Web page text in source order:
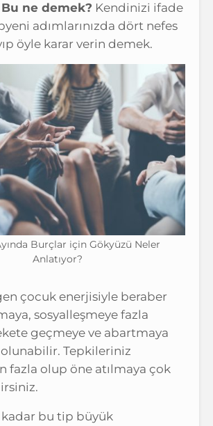
Bu ne demek? Kendinizi ifade
adımlarınızda dört nefes
öyle karar verin demek.
Burçlar için Gökyüzü Neler
Anlatıyor?
çocuk enerjisiyle beraber
sosyalleşmeye fazla
geçmeye ve abartmaya
olunabilir. Tepkileriniz
fazla olup öne atılmaya çok
kadar bu tip büyük